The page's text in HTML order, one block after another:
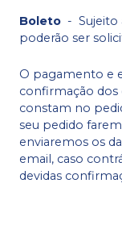
Boleto - Sujeito
poderão ser
O pagamento e
confirmação dos
constam no
seu pedido
enviaremos os
email, caso
devidas